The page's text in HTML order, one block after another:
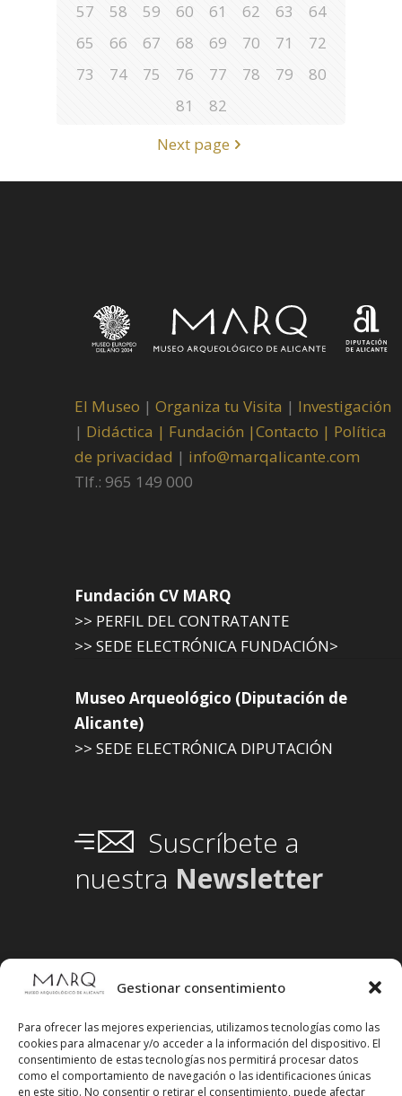
Gestionar consentimiento
Para ofrecer las mejores experiencias, utilizamos tecnologías como las
cookies para almacenar y/o acceder a la información del dispositivo. El
consentimiento de estas tecnologías nos permitirá procesar datos
como el comportamiento de navegación o las identificaciones únicas
en este sitio. No consentir o retirar el consentimiento, puede afectar
57
58 59 60 61 62 63
64
65
66 67 68 69 70 71
72
73
74 75 76 77 78 79
80
81
82
Next page
El Museo | Organiza tu Visita | Investigación
| Didáctica | Fundación |Contacto | Política
de privacidad | info@marqalicante.com
Tlf.: 965 149 000
Fundación CV MARQ
>> PERFIL DEL CONTRATANTE
>> SEDE ELECTRÓNICA FUNDACIÓN>
Museo Arqueológico (Diputación de
Alicante)
>> SEDE ELECTRÓNICA DIPUTACIÓN
Suscríbete a
nuestra Newsletter